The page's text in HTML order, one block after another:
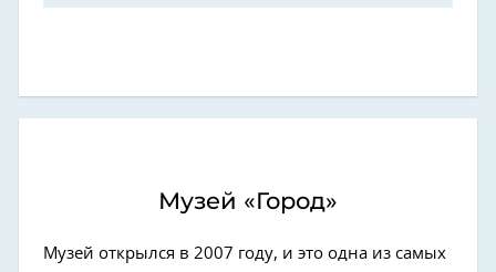
Музей «Город»
Музей открылся в 2007 году, и это одна из самых